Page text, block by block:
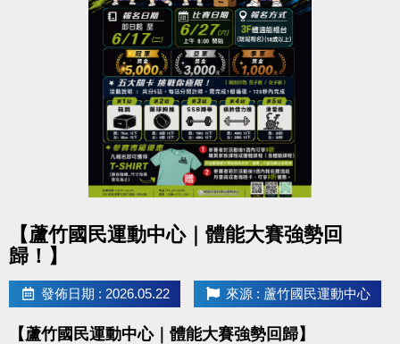
【蘆竹國民運動中心｜體能大賽強勢回
歸！】
發佈日期 : 2026.05.22 來源 : 蘆竹國民運動中心
【蘆竹國民運動中心｜體能大賽強勢回歸】